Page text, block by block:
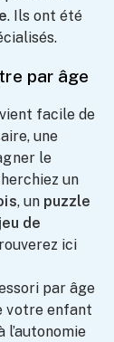
. Ils ont été
par âge
facile de
une
le
un
, un puzzle
jeu de
ici
par âge
votre enfant
l’autonomie